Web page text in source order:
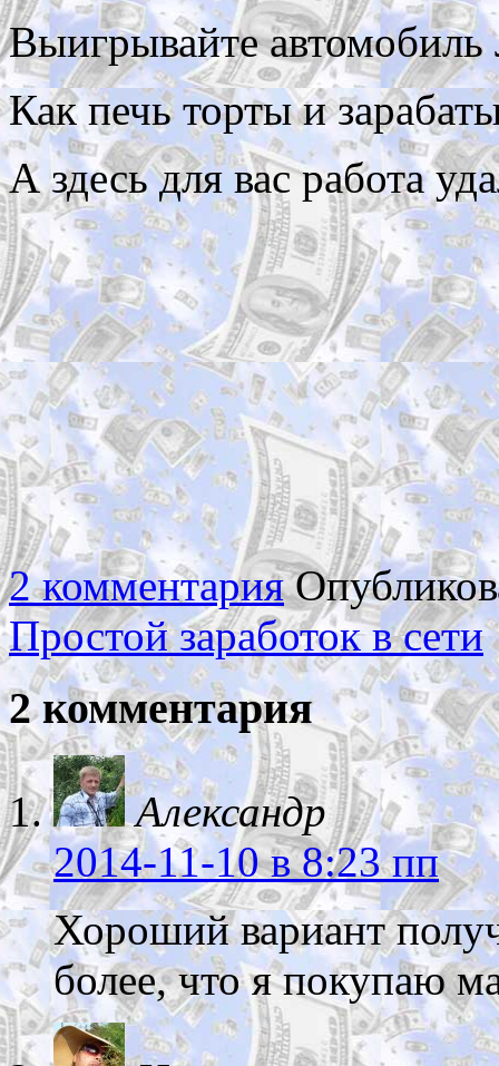
Выигрывайте
Как печь торты и
А здесь для вас работа
2 комментария
Простой заработок в сети
2 комментария
Александр
2014-11-10в 8:23 пп
Хороший вариант
более, что я покупаю